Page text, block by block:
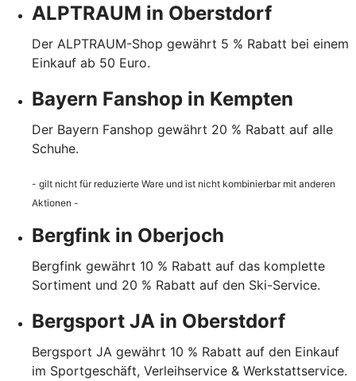
ALPTRAUM in Oberstdorf
Der ALPTRAUM-Shop gewährt 5 % Rabatt bei einem
Einkauf ab 50 Euro.
Bayern Fanshop in Kempten
Der Bayern Fanshop gewährt 20 % Rabatt auf alle
Schuhe.
- gilt nicht für reduzierte Ware und ist nicht kombinierbar mit anderen
Aktionen -
Bergfink in Oberjoch
Bergfink gewährt 10 % Rabatt auf das komplette
Sortiment und 20 % Rabatt auf den Ski-Service.
Bergsport JA in Oberstdorf
Bergsport JA gewährt 10 % Rabatt auf den Einkauf
im Sportgeschäft, Verleihservice & Werkstattservice.